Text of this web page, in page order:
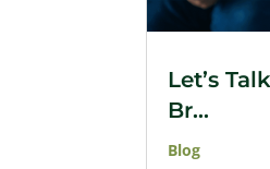
Let’s
Br...
Blog